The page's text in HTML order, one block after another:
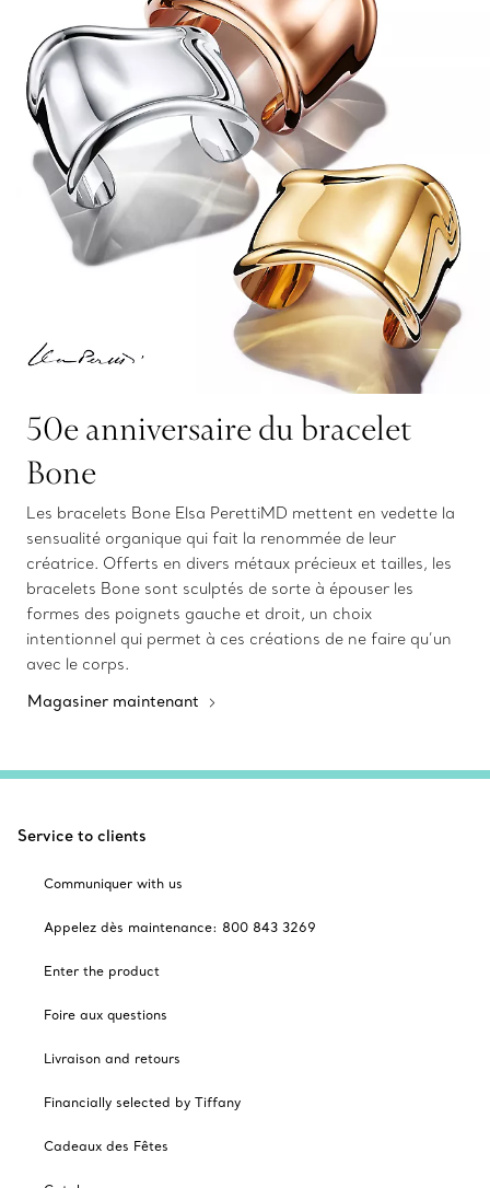
50e anniversaire du bracelet
Bone
Les bracelets Bone Elsa PerettiMD mettent en vedette la
sensualité organique qui fait la renommée de leur
créatrice. Offerts en divers métaux précieux et tailles, les
bracelets Bone sont sculptés de sorte à épouser les
formes des poignets gauche et droit, un choix
intentionnel qui permet à ces créations de ne faire qu’un
avec le corps.
Magasiner maintenant
Service to clients
Communiquer with us
Appelez dès maintenance: 800 843 3269
Enter the product
Foire aux questions
Livraison and retours
Financially selected by Tiffany
Cadeaux des Fêtes